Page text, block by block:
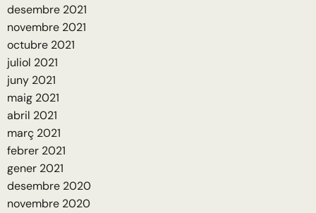
desembre 2021
novembre 2021
octubre 2021
juliol 2021
juny 2021
maig 2021
abril 2021
març 2021
febrer 2021
gener 2021
desembre 2020
novembre 2020